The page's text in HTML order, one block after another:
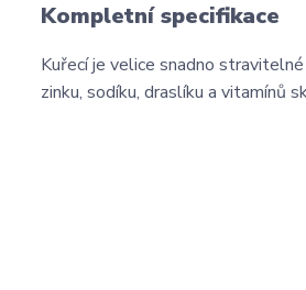
Kompletní specifikace
Kuřecí je velice snadno
zinku, sodíku, draslíku a vitamínů